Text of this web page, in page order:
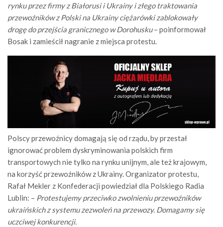
rynku przez firmy z Białorusi i Ukrainy i złego traktowania
przewoźników z Polski na Ukrainy ciężarówki zablokowały
drogę do przejścia granicznego w Dorohusku– poinformował
Bosak i zamieścił nagranie z miejsca protestu.
Polscy przewoźnicy domagają się od rządu, by przestał
ignorować problem dyskryminowania polskich firm
transportowych nie tylko na rynku unijnym, ale też krajowym,
na korzyść przewoźników z Ukrainy. Organizator protestu,
Rafał Mekler z Konfederacji powiedział dla Polskiego Radia
Lublin: – Protestujemy przeciwko zwolnieniu przewoźników
ukraińskich z systemu zezwoleń na przewozy. Domagamy się
uczciwej konkurencji.